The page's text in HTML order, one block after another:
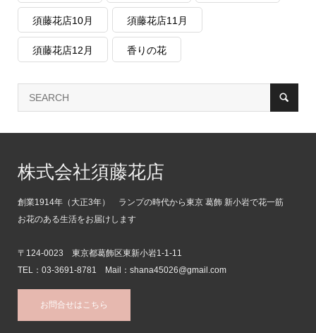
須藤花店10月 須藤花店11月
須藤花店12月 香りの花
株式会社須藤花店
創業1914年（大正3年） ランプの時代から東京 葛飾 新小岩で花一筋
お花のある生活をお届けします
〒124-0023 東京都葛飾区東新小岩1-1-11
TEL：03-3691-8781 Mail：shana45026@gmail.com
お問合せはこちら